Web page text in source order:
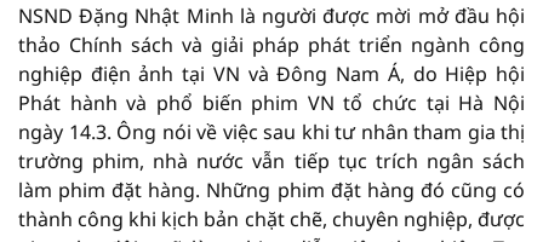
NSND Đặng Nhật Minh là người được mời mở đầu hội
thảo Chính sách và giải pháp phát triển ngành công
nghiệp điện ảnh tại VN và Đông Nam Á, do Hiệp hội
Phát hành và phổ biến phim VN tổ chức tại Hà Nội
ngày 14.3. Ông nói về việc sau khi tư nhân tham gia thị
trường phim, nhà nước vẫn tiếp tục trích ngân sách
làm phim đặt hàng. Những phim đặt hàng đó cũng có
thành công khi kịch bản chặt chẽ, chuyên nghiệp, được